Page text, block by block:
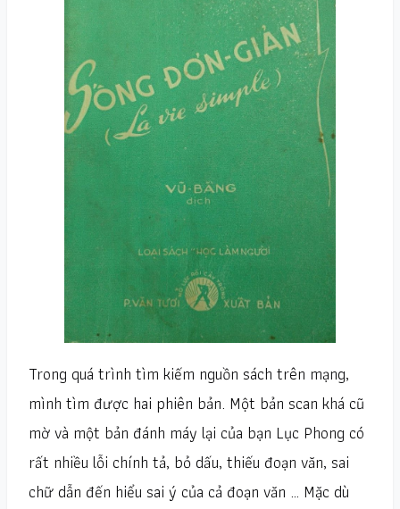
Trong quá trình tìm kiếm nguồn sách trên mạng,
mình tìm được hai phiên bản. Một bản scan khá cũ
mờ và một bản đánh máy lại của bạn Lục Phong có
rất nhiều lỗi chính tả, bỏ dấu, thiếu đoạn văn, sai
chữ dẫn đến hiểu sai ý của cả đoạn văn … Mặc dù